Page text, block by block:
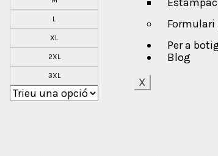
Formulari
Per a
Blog
X
L
XL
2XL
3XL